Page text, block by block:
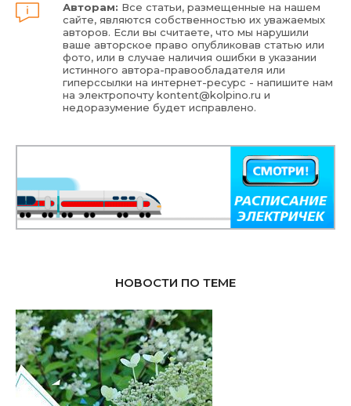
Авторам: Все статьи, размещенные на нашем
сайте, являются собственностью их уважаемых
авторов. Если вы считаете, что мы нарушили
ваше авторское право опубликовав статью или
фото, или в случае наличия ошибки в указании
истинного автора-правообладателя или
гиперссылки на интернет-ресурс - напишите нам
на электропочтуkontent@kolpino.ru и
недоразумение будет исправлено.
НОВОСТИ ПО ТЕМЕ